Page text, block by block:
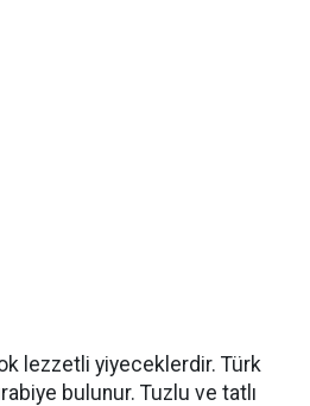
lezzetli yiyeceklerdir. Türk
bulunur. Tuzlu ve tatlı